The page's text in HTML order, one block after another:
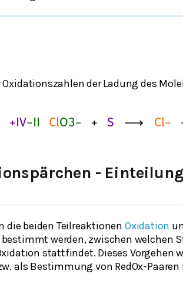
der Ladung des
+ V− ClO3− + S ⟶ Cl−
-
die beiden Teilreaktionen Oxidation
werden, zwischen welchen
stattfindet. Dieses Vorgehen
als Bestimmung von RedOx-